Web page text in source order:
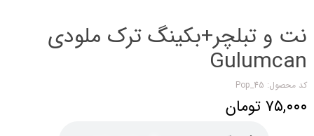
نت و تبلچر+بکینگ ترک ملودی
Gulumcan
کد محصول: Pop_45
۷۵,۰۰۰ تومان